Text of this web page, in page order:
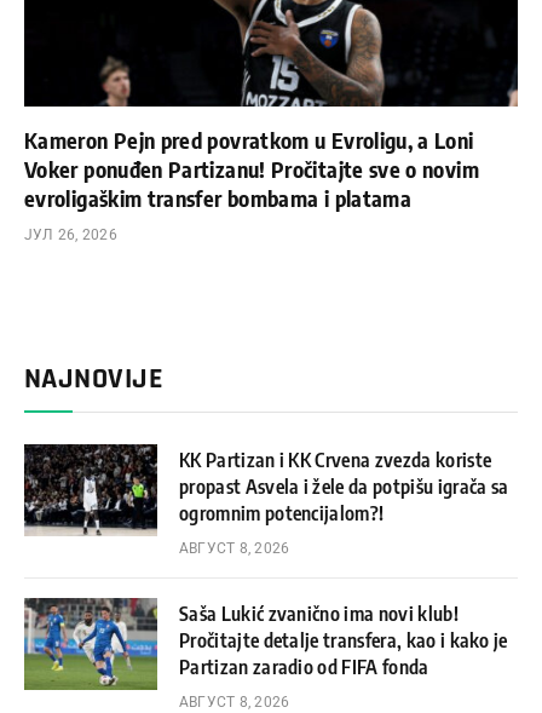
Kameron Pejn pred povratkom u Evroligu, a Loni
Voker ponuđen Partizanu! Pročitajte sve o novim
evroligaškim transfer bombama i platama
ЈУЛ 26, 2026
NAJNOVIJE
KK Partizan i KK Crvena zvezda koriste
propast Asvela i žele da potpišu igrača sa
ogromnim potencijalom?!
АВГУСТ 8, 2026
Saša Lukić zvanično ima novi klub!
Pročitajte detalje transfera, kao i kako je
Partizan zaradio od FIFA fonda
АВГУСТ 8, 2026